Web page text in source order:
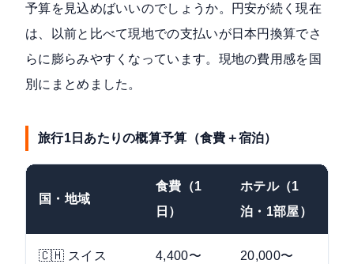
予算を見込めばいいのでしょうか。円安が続く現在
は、以前と比べて現地での支払いが日本円換算でさ
らに膨らみやすくなっています。現地の費用感を国
別にまとめました。
旅行1日あたりの概算予算（食費＋宿泊）
国・地域
食費（1
日）
ホテル（1
泊・1部屋）
🇨🇭 スイス
4,400〜
20,000〜